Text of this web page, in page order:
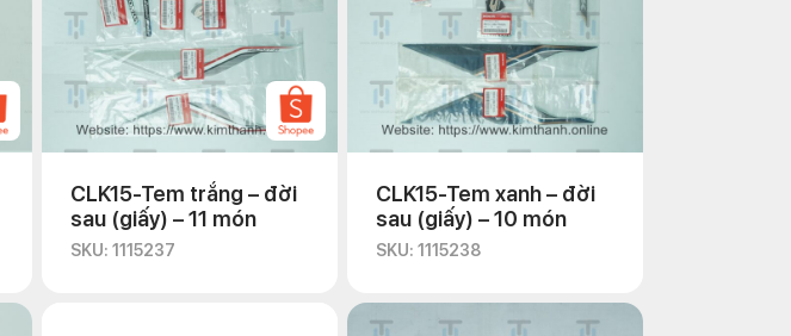
CLK15-Tem trắng – đời
sau (giấy) – 11 món
SKU: 1115237
CLK15-Tem xanh – đời
sau (giấy) – 10 món
SKU: 1115238